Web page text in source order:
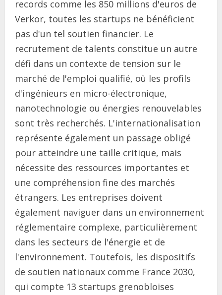
records comme les 850 millions d'euros de
Verkor, toutes les startups ne bénéficient
pas d'un tel soutien financier. Le
recrutement de talents constitue un autre
défi dans un contexte de tension sur le
marché de l'emploi qualifié, où les profils
d'ingénieurs en micro-électronique,
nanotechnologie ou énergies renouvelables
sont très recherchés. L'internationalisation
représente également un passage obligé
pour atteindre une taille critique, mais
nécessite des ressources importantes et
une compréhension fine des marchés
étrangers. Les entreprises doivent
également naviguer dans un environnement
réglementaire complexe, particulièrement
dans les secteurs de l'énergie et de
l'environnement. Toutefois, les dispositifs
de soutien nationaux comme France 2030,
qui compte 13 startups grenobloises